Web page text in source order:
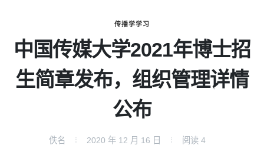
传播学学习
中国传媒大学2021年博士招
生简章发布，组织管理详情
公布
佚名 2020 年 12 月 16 日 阅读 4